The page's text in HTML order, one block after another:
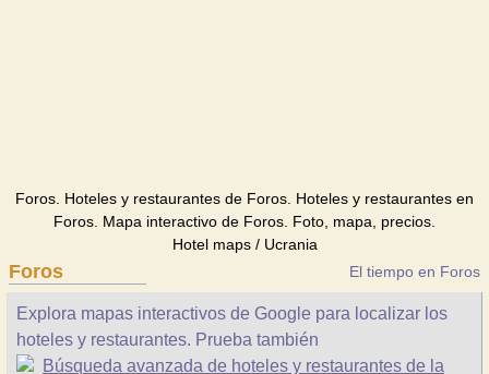
Foros. Hoteles y restaurantes de Foros. Hoteles y restaurantes en
Foros. Mapa interactivo de Foros. Foto, mapa, precios.
Hotel maps / Ucrania
Foros El tiempo en Foros
Explora mapas interactivos de Google para localizar los
hoteles y restaurantes. Prueba también
Búsqueda avanzada de hoteles y restaurantes de la